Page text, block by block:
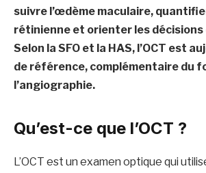
suivre l’œdème maculaire,
rétinienne et orienter les
Selon la SFO et la HAS, l’OCT est
de référence, complémentaire du
l’angiographie.
Qu’est-ce que l’OCT ?
L’OCT est un examen optique qui